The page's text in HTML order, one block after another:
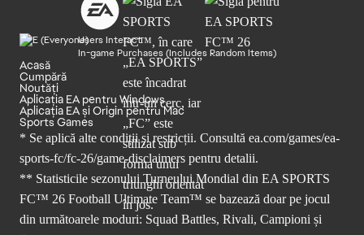
Users Interact
In-game Purchases (Includes Random Items)
Acasă
Cumpără
Noutăți
Aplicația EA pentru Windows
Aplicația EA și Origin pentru Mac
Sports Games
* Se aplică alte condiții și restricții. Consultă ea.com/games/ea-
sports-fc/fc-26/game-disclaimers pentru detalii.
** Statisticile sezonului Turneului Mondial din EA SPORTS
FC™ 26 Football Ultimate Team™ se bazează doar pe jocul
din următoarele moduri: Squad Battles, Rivali, Campioni și